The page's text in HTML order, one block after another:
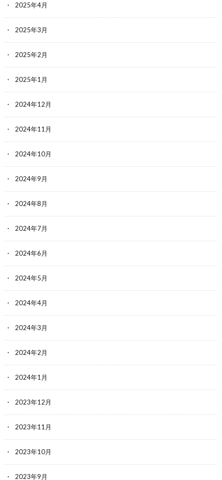
2025年4月
2025年3月
2025年2月
2025年1月
2024年12月
2024年11月
2024年10月
2024年9月
2024年8月
2024年7月
2024年6月
2024年5月
2024年4月
2024年3月
2024年2月
2024年1月
2023年12月
2023年11月
2023年10月
2023年9月